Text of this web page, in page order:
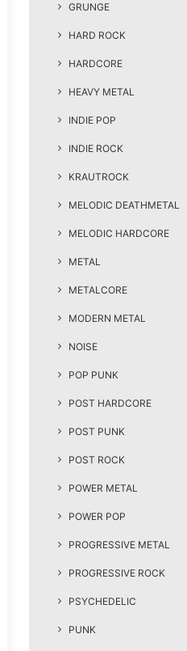
GRUNGE
HARD ROCK
HARDCORE
HEAVY METAL
INDIE POP
INDIE ROCK
KRAUTROCK
MELODIC DEATHMETAL
MELODIC HARDCORE
METAL
METALCORE
MODERN METAL
NOISE
POP PUNK
POST HARDCORE
POST PUNK
POST ROCK
POWER METAL
POWER POP
PROGRESSIVE METAL
PROGRESSIVE ROCK
PSYCHEDELIC
PUNK